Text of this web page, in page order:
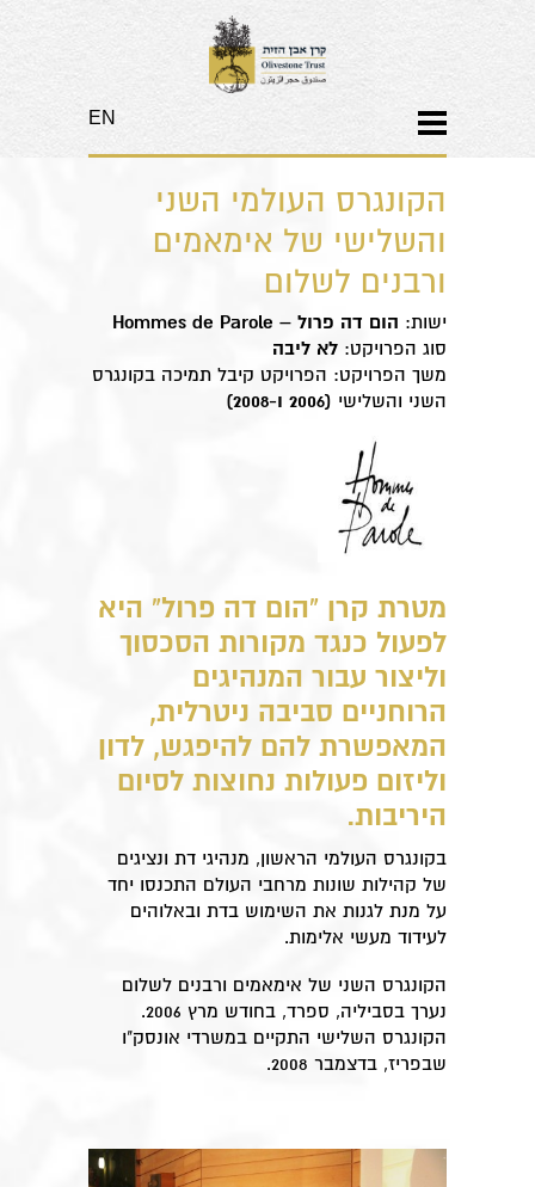
EN
הקונגרס העולמי השני
והשלישי של אימאמים
ורבנים לשלום
ישות: הום דה פרול – Hommes de Parole
סוג הפרויקט: לא ליבה
משך הפרויקט: הפרויקט קיבל תמיכה בקונגרס
השני והשלישי (2006 ו-2008)
מטרת קרן "הום דה פרול" היא
לפעול כנגד מקורות הסכסוך
וליצור עבור המנהיגים
הרוחניים סביבה ניטרלית,
המאפשרת להם להיפגש, לדון
וליזום פעולות נחוצות לסיום
היריבות.
בקונגרס העולמי הראשון, מנהיגי דת ונציגים
של קהילות שונות מרחבי העולם התכנסו יחד
על מנת לגנות את השימוש בדת ובאלוהים
לעידוד מעשי אלימות.
הקונגרס השני של אימאמים ורבנים לשלום
נערך בסביליה, ספרד, בחודש מרץ 2006.
הקונגרס השלישי התקיים במשרדי אונסק"ו
שבפריז, בדצמבר 2008.